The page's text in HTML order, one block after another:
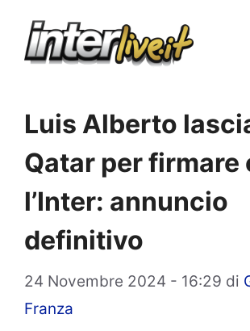
Luis Alberto
Qatar per firmare
l’Inter: annuncio
definitivo
24 Novembre 2024 - 16:29 di
Franza